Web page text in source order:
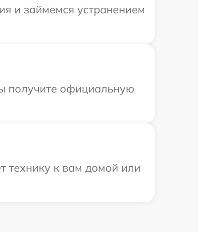
и займемся устранением
получите официальную
технику к вам домой или